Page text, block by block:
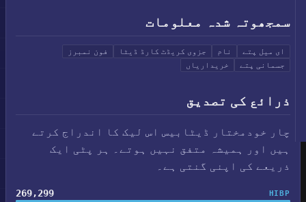
سمجھوتہ شدہ معلومات
ای میل پتے نام جزوی کریڈٹ کارڈ ڈیٹا
فون نمبرز
جسمانی پتے
خریداریاں
ذرائع کی تصدیق
چار خودمختار ڈیٹابیس اس لیک کا اندراج کرتے
ہیں اور ہمیشہ متفق نہیں ہوتے۔ ہر پٹی ایک
ذریعے کی اپنی گنتی ہے۔
HIBP
269,299